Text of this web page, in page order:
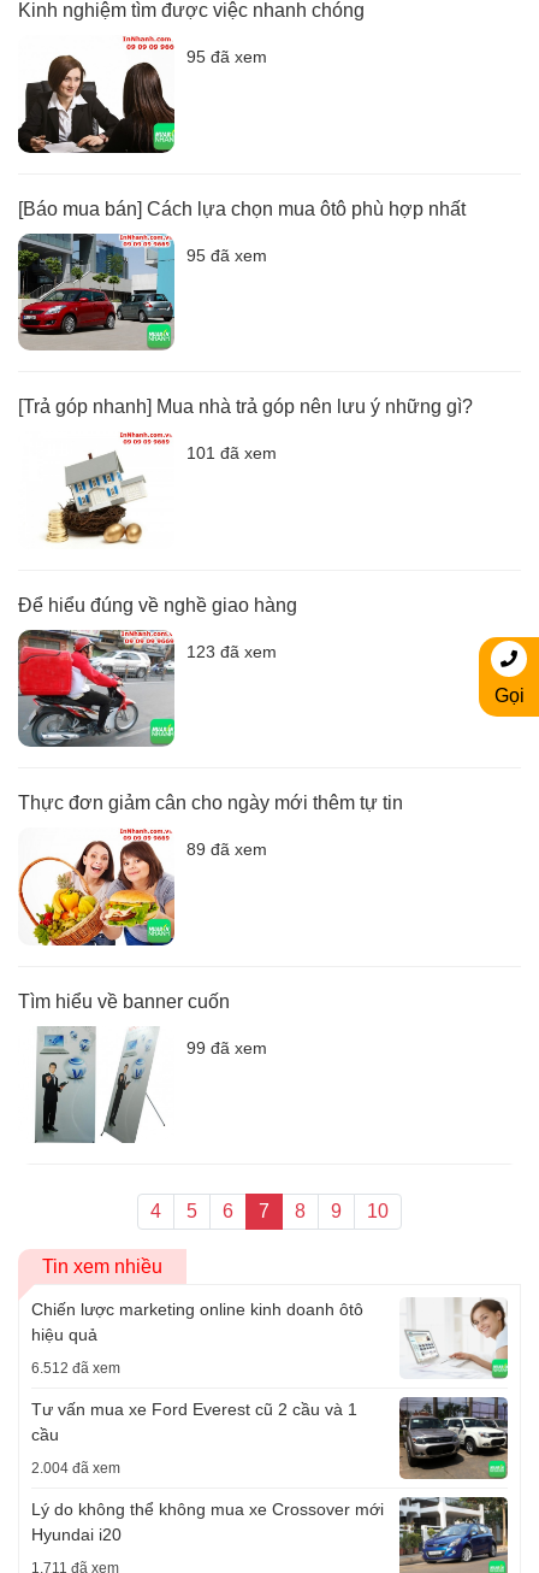
Kinh nghiệm tìm được việc nhanh chóng
95 đã xem
[Báo mua bán] Cách lựa chọn mua ôtô phù hợp nhất
95 đã xem
[Trả góp nhanh] Mua nhà trả góp nên lưu ý những gì?
101 đã xem
Để hiểu đúng về nghề giao hàng
123 đã xem
Thực đơn giảm cân cho ngày mới thêm tự tin
89 đã xem
Tìm hiểu về banner cuốn
99 đã xem
4 5 6 7 8 9 10
Tin xem nhiều
Chiến lược marketing online kinh doanh ôtô
hiệu quả
6.512 đã xem
Tư vấn mua xe Ford Everest cũ 2 cầu và 1
cầu
2.004 đã xem
Lý do không thể không mua xe Crossover mới
Hyundai i20
1.711 đã xem
Gọi